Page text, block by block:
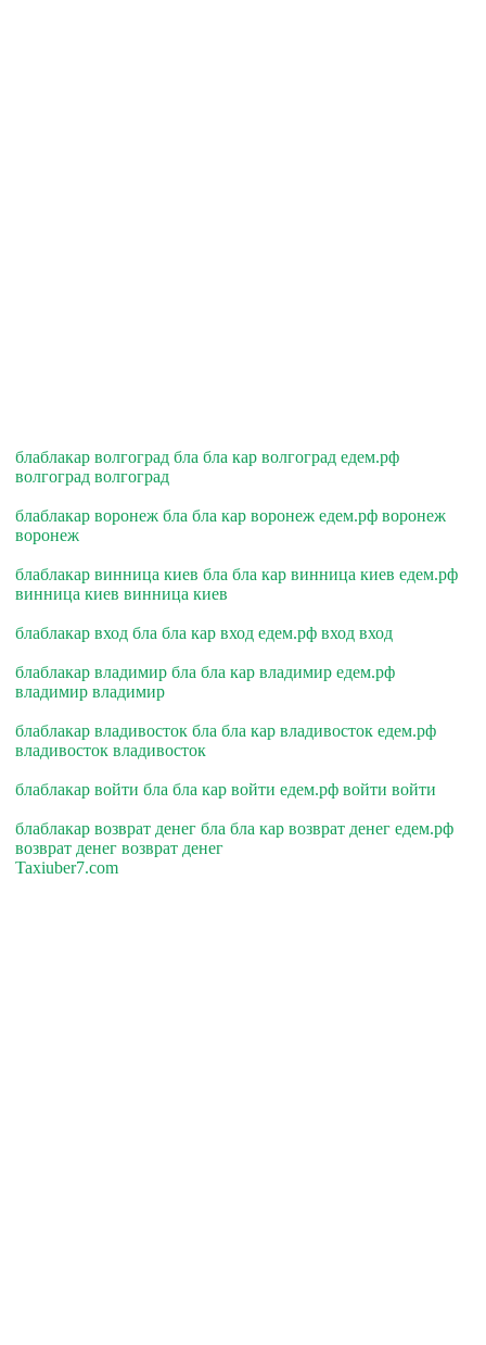
блаблакар волгоград бла бла кар волгоград едем.рф
волгоград волгоград
блаблакар воронеж бла бла кар воронеж едем.рф воронеж
воронеж
блаблакар винница киев бла бла кар винница киев едем.рф
винница киев винница киев
блаблакар вход бла бла кар вход едем.рф вход вход
блаблакар владимир бла бла кар владимир едем.рф
владимир владимир
блаблакар владивосток бла бла кар владивосток едем.рф
владивосток владивосток
блаблакар войти бла бла кар войти едем.рф войти войти
блаблакар возврат денег бла бла кар возврат денег едем.рф
возврат денег возврат денег
Taxiuber7.com